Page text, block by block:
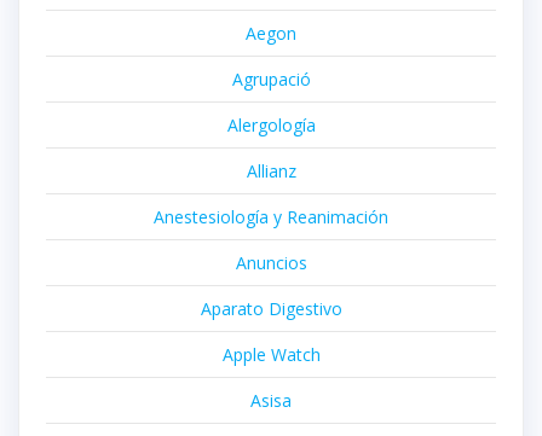
Aegon
Agrupació
Alergología
Allianz
Anestesiología y Reanimación
Anuncios
Aparato Digestivo
Apple Watch
Asisa